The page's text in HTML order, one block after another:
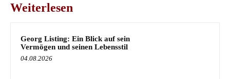
Weiterlesen
Georg Listing: Ein Blick auf sein
Vermögen und seinen Lebensstil
04.08.2026